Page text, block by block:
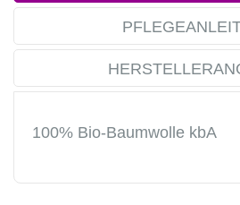
100% Bio-Baumwolle kbA